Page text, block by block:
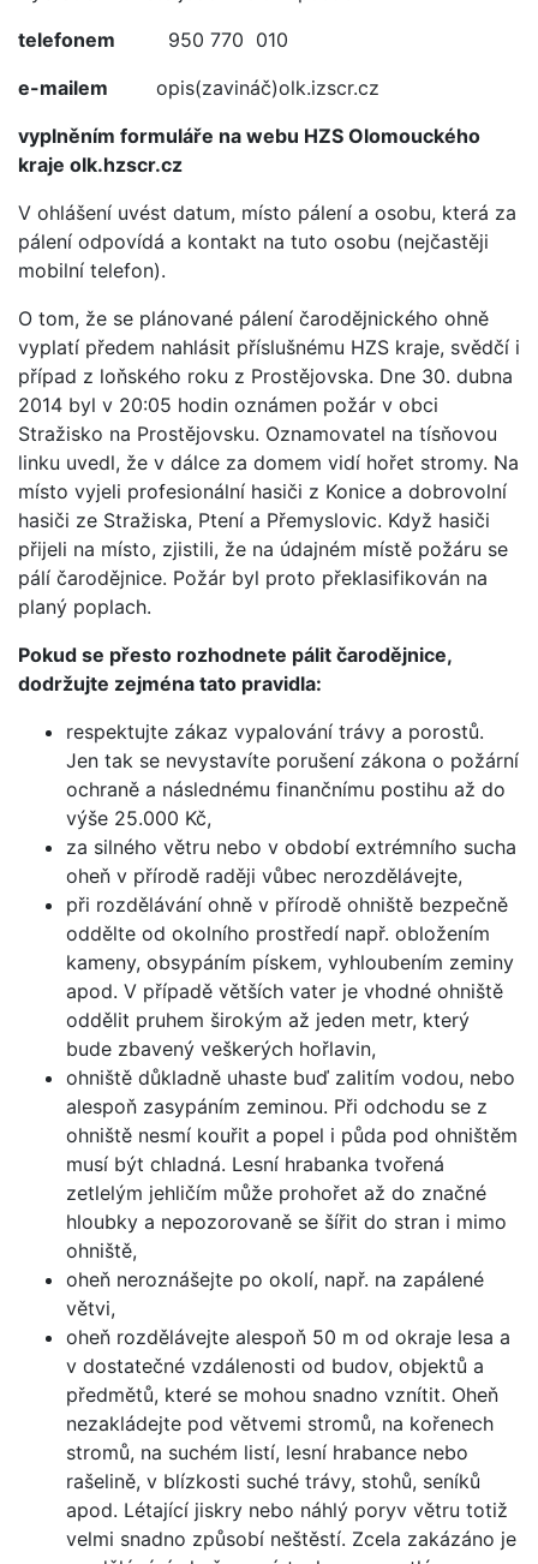
telefonem
950 770 010
e-mailem
opis(zavináč)olk.izscr.cz
vyplněním formuláře na webu HZS Olomouckého
kraje olk.hzscr.cz
V ohlášení uvést datum, místo pálení a osobu, která za
pálení odpovídá a kontakt na tuto osobu (nejčastěji
mobilní telefon).
O tom, že se plánované pálení čarodějnického ohně
vyplatí předem nahlásit příslušnému HZS kraje, svědčí i
případ z loňského roku z Prostějovska. Dne 30. dubna
2014 byl v 20:05 hodin oznámen požár v obci
Stražisko na Prostějovsku. Oznamovatel na tísňovou
linku uvedl, že v dálce za domem vidí hořet stromy. Na
místo vyjeli profesionální hasiči z Konice a dobrovolní
hasiči ze Stražiska, Ptení a Přemyslovic. Když hasiči
přijeli na místo, zjistili, že na údajném místě požáru se
pálí čarodějnice. Požár byl proto překlasifikován na
planý poplach.
Pokud se přesto rozhodnete pálit čarodějnice,
dodržujte zejména tato pravidla:
respektujte zákaz vypalování trávy a porostů.
Jen tak se nevystavíte porušení zákona o požární
ochraně a následnému finančnímu postihu až do
výše 25.000 Kč,
za silného větru nebo v období extrémního sucha
oheň v přírodě raději vůbec nerozdělávejte,
při rozdělávání ohně v přírodě ohniště bezpečně
oddělte od okolního prostředí např. obložením
kameny, obsypáním pískem, vyhloubením zeminy
apod. V případě větších vater je vhodné ohniště
oddělit pruhem širokým až jeden metr, který
bude zbavený veškerých hořlavin,
ohniště důkladně uhaste buď zalitím vodou, nebo
alespoň zasypáním zeminou. Při odchodu se z
ohniště nesmí kouřit a popel i půda pod ohništěm
musí být chladná. Lesní hrabanka tvořená
zetlelým jehličím může prohořet až do značné
hloubky a nepozorovaně se šířit do stran i mimo
ohniště,
oheň neroznášejte po okolí, např. na zapálené
větvi,
oheň rozdělávejte alespoň 50 m od okraje lesa a
v dostatečné vzdálenosti od budov, objektů a
předmětů, které se mohou snadno vznítit. Oheň
nezakládejte pod větvemi stromů, na kořenech
stromů, na suchém listí, lesní hrabance nebo
rašelině, v blízkosti suché trávy, stohů, seníků
apod. Létající jiskry nebo náhlý poryv větru totiž
velmi snadno způsobí neštěstí. Zcela zakázáno je